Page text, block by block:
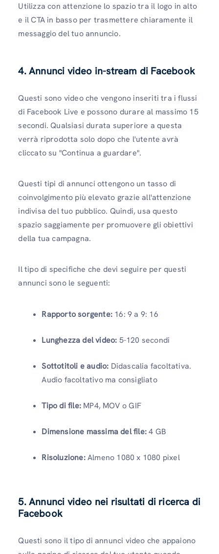
Utilizza con attenzione lo spazio tra il logo in alto
e il CTA in basso per trasmettere chiaramente il
messaggio del tuo annuncio.
4. Annunci video in-stream di Facebook
Questi sono video che vengono inseriti tra i flussi
di Facebook Live e possono durare al massimo 15
secondi. Qualsiasi durata superiore a questa
verrà riprodotta solo dopo che l'utente avrà
cliccato su "Continua a guardare".
Questi tipi di annunci ottengono un tasso di
coinvolgimento più elevato grazie all'attenzione
indivisa del tuo pubblico. Quindi, usa questo
spazio saggiamente per promuovere gli obiettivi
della tua campagna.
Il tipo di specifiche che devi seguire per questi
annunci sono le seguenti:
Rapporto sorgente: 16: 9 a 9: 16
Lunghezza del video: 5-120 secondi
Sottotitoli e audio: Didascalia facoltativa.
Audio facoltativo ma consigliato
Tipo di file: MP4, MOV o GIF
Dimensione massima del file:4 GB
Risoluzione:Almeno 1080 x 1080 pixel
5. Annunci video nei risultati di ricerca di
Facebook
Questi sono il tipo di annunci video che appaiono